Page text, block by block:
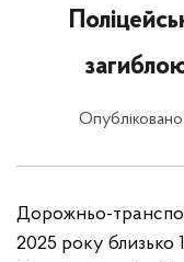
Дорожньо-
2025 року близько